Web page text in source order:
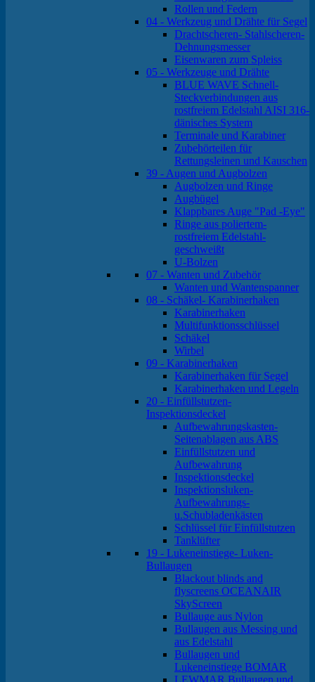
Rollen und Federn
04 - Werkzeug und Drähte für Segel
Drachtscheren- Stahlscheren-
Dehnungsmesser
Eisenwaren zum Spleiss
05 - Werkzeuge und Drähte
BLUE WAVE Schnell-
Steckverbindungen aus
rostfreiem Edelstahl AISI 316-
dänisches System
Terminale und Karabiner
Zubehörteilen für
Rettungsleinen und Kauschen
39 - Augen und Augbolzen
Augbolzen und Ringe
Augbügel
Klappbares Auge "Pad -Eye"
Ringe aus poliertem-
rostfreiem Edelstahl-
geschweißt
U-Bolzen
07 - Wanten und Zubehör
Wanten und Wantenspanner
08 - Schäkel- Karabinerhaken
Karabinerhaken
Multifunktionsschlüssel
Schäkel
Wirbel
09 - Karabinerhaken
Karabinerhaken für Segel
Karabinerhaken und Legeln
20 - Einfüllstutzen-
Inspektionsdeckel
Aufbewahrungskasten-
Seitenablagen aus ABS
Einfüllstutzen und
Aufbewahrung
Inspektionsdeckel
Inspektionsluken-
Aufbewahrungs-
u.Schubladenkästen
Schlüssel für Einfüllstutzen
Tanklüfter
19 - Lukeneinstiege- Luken-
Bullaugen
Blackout blinds and
flyscreens OCEANAIR
SkyScreen
Bullauge aus Nylon
Bullaugen aus Messing und
aus Edelstahl
Bullaugen und
Lukeneinstiege BOMAR
LEWMAR Bullaugen und